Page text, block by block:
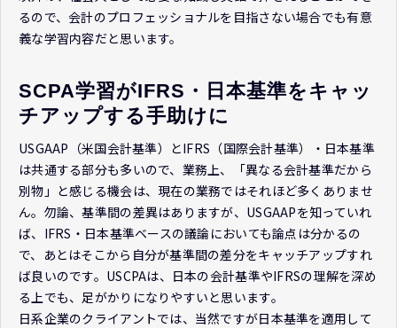
るので、会計のプロフェッショナルを目指さない場合でも有意
義な学習内容だと思います。
SCPA学習がIFRS・日本基準をキャッ
チアップする手助けに
USGAAP（米国会計基準）とIFRS（国際会計基準）・日本基準
は共通する部分も多いので、業務上、「異なる会計基準だから
別物」と感じる機会は、現在の業務ではそれほど多くありませ
ん。勿論、基準間の差異はありますが、USGAAPを知っていれ
ば、IFRS・日本基準ベースの議論においても論点は分かるの
で、あとはそこから自分が基準間の差分をキャッチアップすれ
ば良いのです。USCPAは、日本の会計基準やIFRSの理解を深め
る上でも、足がかりになりやすいと思います。
日系企業のクライアントでは、当然ですが日本基準を適用して